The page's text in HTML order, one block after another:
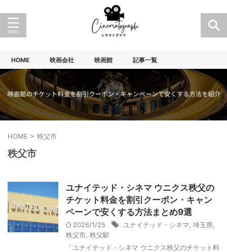
HOME 映画会社 映画館 記事一覧
HOME > 秩父市
秩父市
ユナイテッド・シネマ ウニクス秩父の
チケット料金を割引クーポン・キャン
ペーンで安くする方法まとめ9選
2026/1/25 ユナイテッド・シネマ 埼玉県
秩父市 秩父駅
「ユナイテッド・シネマ ウニクス秩父のチケット料